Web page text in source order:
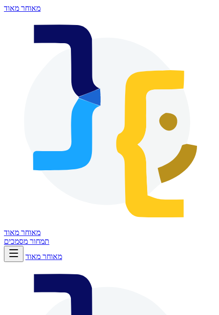
מאוחר מאוד
מאוחר מאוד
תמחור מסמכים
מאוחר מאוד